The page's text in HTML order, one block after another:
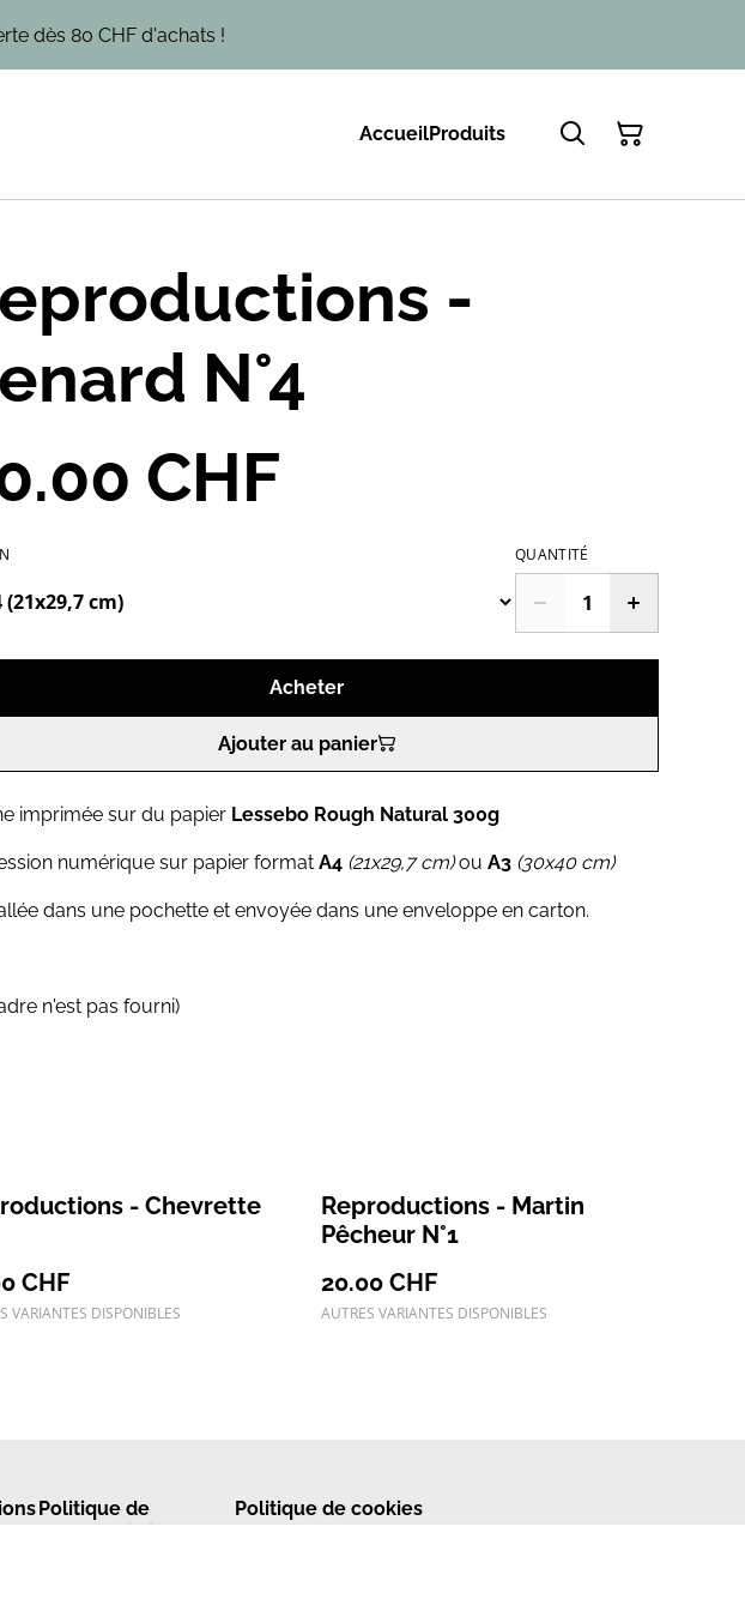
dès 80 CHF d'achats !
AccueilProduits
-
N°4
CHF
QUANTITÉ
Acheter
Ajouter au panier
imprimée sur du papier Lessebo Rough Natural 300g
numérique sur papier format A4 (21x29,7 cm) ou A3 (30x40 cm)
dans une pochette et envoyée dans une enveloppe en carton.
n'est pas fourni)
- Chevrette
CHF
VARIANTES DISPONIBLES
Reproductions - Martin
Pêcheur N°1
20.00 CHF
AUTRES VARIANTES DISPONIBLES
Politique de
confidentialité
Politique de cookies